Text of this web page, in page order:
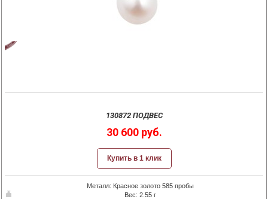
130872 ПОДВЕС
30 600 руб.
Купить в 1 клик
Металл: Красное золото 585 пробы
Вес: 2.55 г